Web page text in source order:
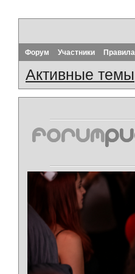
Форум Участники Правила
Активные темы